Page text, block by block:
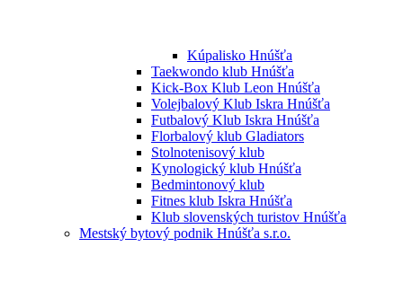
Kúpalisko Hnúšťa
Taekwondo klub Hnúšťa
Kick-Box Klub Leon Hnúšťa
Volejbalový Klub Iskra Hnúšťa
Futbalový Klub Iskra Hnúšťa
Florbalový klub Gladiators
Stolnotenisový klub
Kynologický klub Hnúšťa
Bedmintonový klub
Fitnes klub Iskra Hnúšťa
Klub slovenských turistov Hnúšťa
Mestský bytový podnik Hnúšťa s.r.o.